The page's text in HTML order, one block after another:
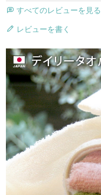
すべてのレビューを見る
レビューを書く